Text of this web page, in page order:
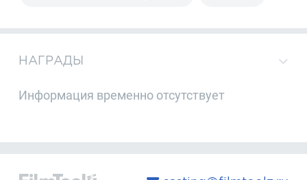
НАГРАДЫ
Информация временно отсутствует